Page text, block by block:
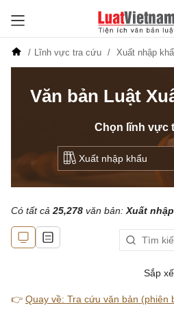
Lĩnh vực tra cứu Xuất nhập
Văn bản Luật
Chọn lĩnh vực
Có tất cả 25,278 văn bản: Xuất
Sắp
👉 Quay về: Tra cứu văn bản (phiên